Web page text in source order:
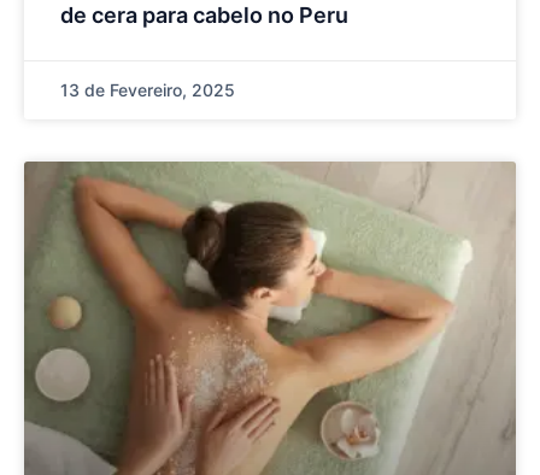
de cera para cabelo no Peru
13 de Fevereiro, 2025